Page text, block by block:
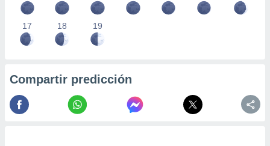
17 18 19
Compartir predicción